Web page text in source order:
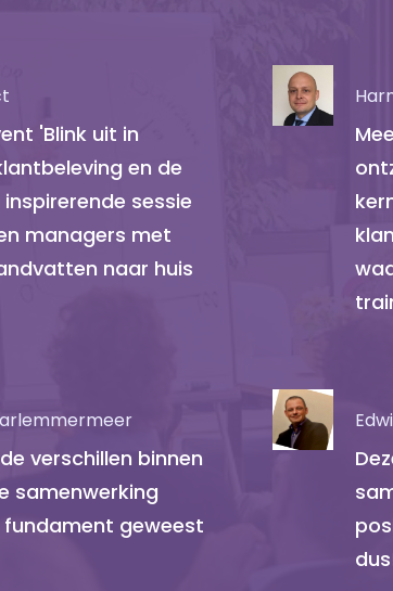
'Blink uit in
en de
sessie
managers met
naar huis
verschillen binnen
samenwerking
fundament geweest